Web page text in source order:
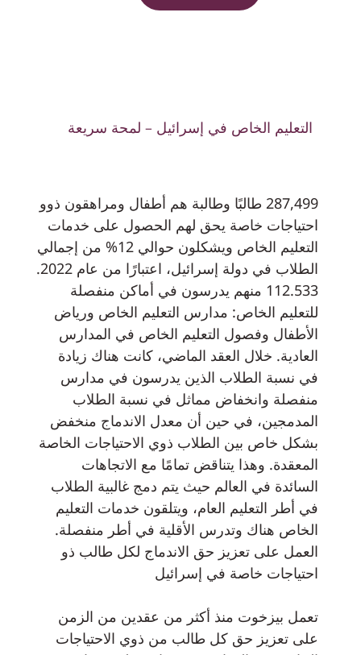
التعليم الخاص في إسرائيل – لمحة سريعة
287,499 طالبًا وطالبة هم أطفال ومراهقون ذوو
احتياجات خاصة يحق لهم الحصول على خدمات
التعليم الخاص ويشكلون حوالي 12% من إجمالي
الطلاب في دولة إسرائيل، اعتبارًا من عام 2022.
112.533 منهم يدرسون في أماكن منفصلة
للتعليم الخاص: مدارس التعليم الخاص ورياض
الأطفال وفصول التعليم الخاص في المدارس
العادية. خلال العقد الماضي، كانت هناك زيادة
في نسبة الطلاب الذين يدرسون في مدارس
منفصلة وانخفاض مماثل في نسبة الطلاب
المدمجين، في حين أن معدل الاندماج منخفض
بشكل خاص بين الطلاب ذوي الاحتياجات الخاصة
المعقدة. وهذا يتناقض تمامًا مع الاتجاهات
السائدة في العالم حيث يتم دمج غالبية الطلاب
في أطر التعليم العام، ويتلقون خدمات التعليم
الخاص هناك وتدرس الأقلية في أطر منفصلة.
العمل على تعزيز حق الاندماج لكل طالب ذو
احتياجات خاصة في إسرائيل
تعمل بيزخوت منذ أكثر من عقدين من الزمن
على تعزيز حق كل طالب من ذوي الاحتياجات